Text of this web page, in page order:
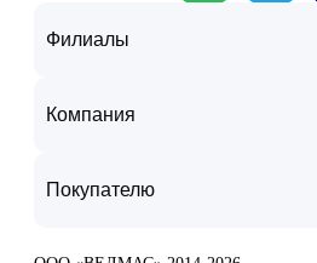
Филиалы
Компания
Покупателю